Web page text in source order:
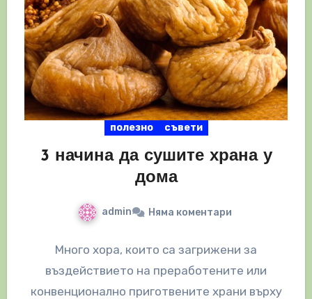
полезно съвети
3 начина да сушите храна у
дома
admin Няма коментари
Много хора, които са загрижени за
въздействието на преработените или
конвенционално приготвените храни върху